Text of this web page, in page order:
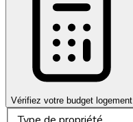
Vérifiez votre budget logement